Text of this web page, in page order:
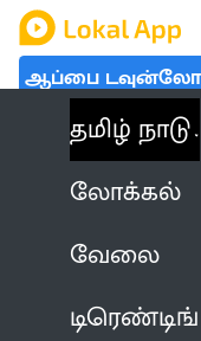
ஆப்பை
தமிழ் நாடு
லோக்கல்
வேலை
டிரெண்டிங்